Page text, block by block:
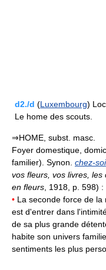
d2./d (Luxembourg)
Le home des scouts.
⇒HOME, subst. masc.
Foyer domestique,
familier). Synon. chez-soi
vos fleurs, vos livres,
en fleurs , 1918, p. 598) :
• La seconde force de la
est d'entrer dans
de sa plus grande
habite son univers
sentiments les plus